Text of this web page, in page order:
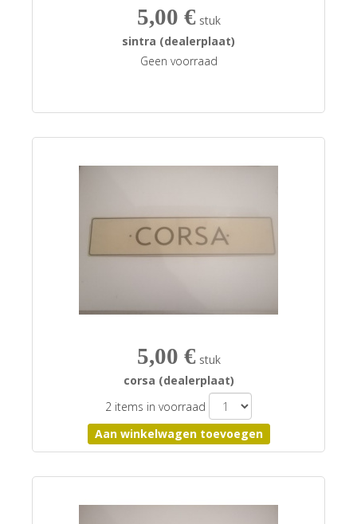
5,00 € stuk
sintra (dealerplaat)
Geen voorraad
5,00 € stuk
corsa (dealerplaat)
2 items in voorraad